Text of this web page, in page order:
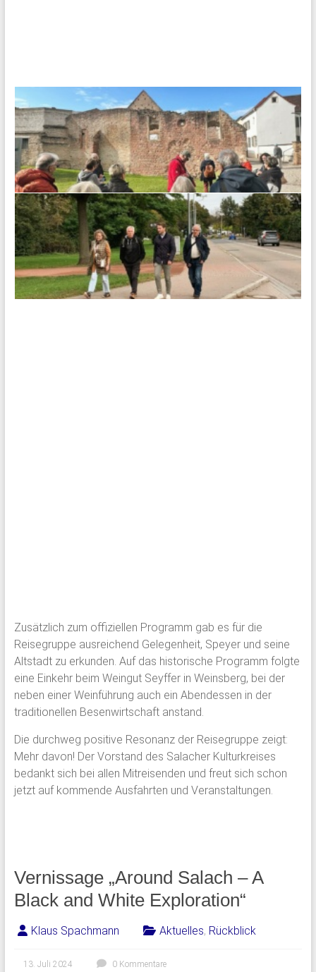
Zusätzlich zum offiziellen Programm gab es für die
Reisegruppe ausreichend Gelegenheit, Speyer und seine
Altstadt zu erkunden. Auf das historische Programm folgte
eine Einkehr beim Weingut Seyffer in Weinsberg, bei der
neben einer Weinführung auch ein Abendessen in der
traditionellen Besenwirtschaft anstand.
Die durchweg positive Resonanz der Reisegruppe zeigt:
Mehr davon! Der Vorstand des Salacher Kulturkreises
bedankt sich bei allen Mitreisenden und freut sich schon
jetzt auf kommende Ausfahrten und Veranstaltungen.
Vernissage „Around Salach – A
Black and White Exploration“
Klaus Spachmann Aktuelles, Rückblick
13. Juli 2024 0 Kommentare